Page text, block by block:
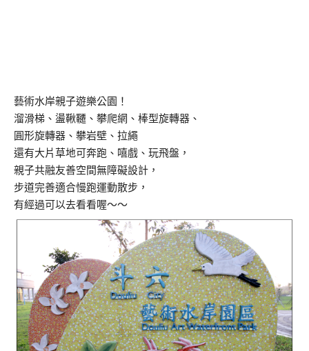
藝術水岸親子遊樂公園！
溜滑梯、盪鞦韆、攀爬網、棒型旋轉器、
圓形旋轉器、攀岩壁、拉繩
還有大片草地可奔跑、嘻戲、玩飛盤，
親子共融友善空間無障礙設計，
步道完善適合慢跑運動散步，
有經過可以去看看喔～～